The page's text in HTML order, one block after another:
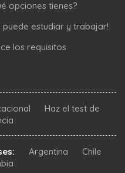
opciones tienes?
puede estudiar y trabajar!
los requisitos
Haz el test de
Argentina
Chile